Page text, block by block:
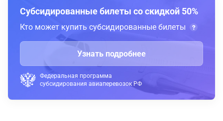
Субсидированные билеты со скидкой 50%
Кто может купить субсидированные билеты
Узнать подробнее
Федеральная программа
субсидирования авиаперевозок РФ